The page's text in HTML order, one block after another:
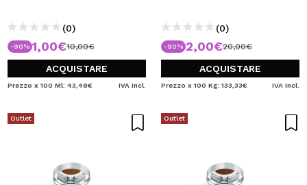
(0)
-90% 1,00€10,00€
ACQUISTARE
Prezzo x 100 Ml: 43,48€ IVA Incl.
(0)
-90% 2,00€20,00€
ACQUISTARE
Prezzo x 100 Kg: 133,33€ IVA Incl.
Outlet Outlet